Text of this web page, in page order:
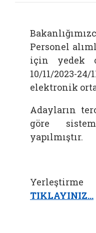
Personel
için yedek
10/11/2023-
elektronik
Adayların
göre
yapılmıştır.
TIKLAYINIZ…